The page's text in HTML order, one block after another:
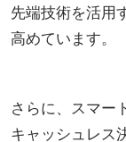
先端技術を活用
高めています。
さらに、スマー
キャッシュレス